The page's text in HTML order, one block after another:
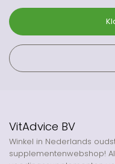
VitAdvice BV
Winkel in Nederlands
supplementenwebshop!